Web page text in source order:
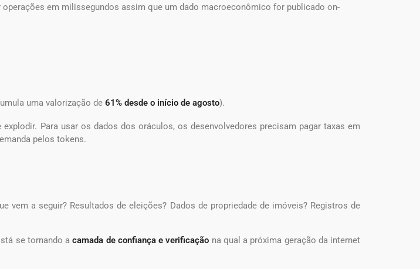
em milissegundos assim que um dado macroeconômico for publicado on-
uma valorização de 61% desde o início de agosto).
Para usar os dados dos oráculos, os desenvolvedores precisam pagar taxas em
pelos tokens.
a seguir? Resultados de eleições? Dados de propriedade de imóveis? Registros de
se tornando acamada de confiança e verificação na qual a próxima geração da internet